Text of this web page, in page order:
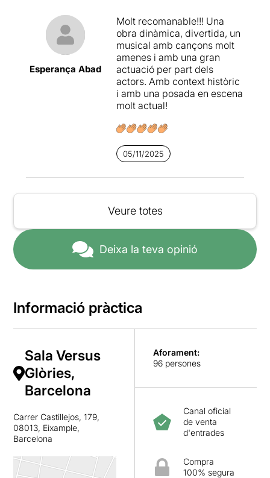
Esperança Abad
Molt recomanable!!! Una
obra dinàmica, divertida, un
musical amb cançons molt
amenes i amb una gran
actuació per part dels
actors. Amb context històric
i amb una posada en escena
molt actual!
05/11/2025
Veure totes
Deixa la teva opinió
Informació pràctica
Sala Versus
Glòries,
Barcelona
Carrer Castillejos, 179,
08013, Eixample,
Barcelona
Aforament:
96 persones
Canal oficial
de venta
d'entrades
Compra
100% segura